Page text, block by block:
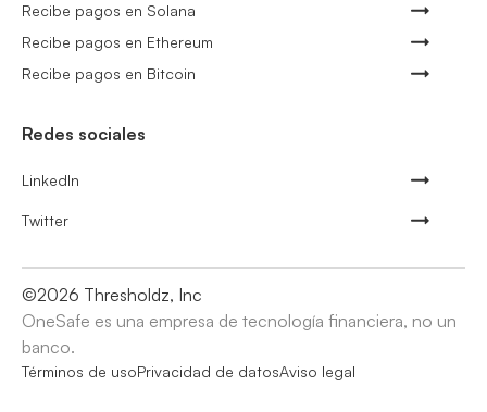
Recibe pagos en Solana
Recibe pagos en Ethereum
Recibe pagos en Bitcoin
Redes sociales
LinkedIn
Twitter
©2026 Thresholdz, Inc
OneSafe es una empresa de tecnología financiera, no un
banco.
Términos de usoPrivacidad de datosAviso legal